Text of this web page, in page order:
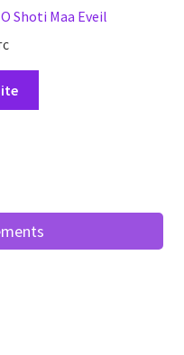
Shoti Maa Eveil